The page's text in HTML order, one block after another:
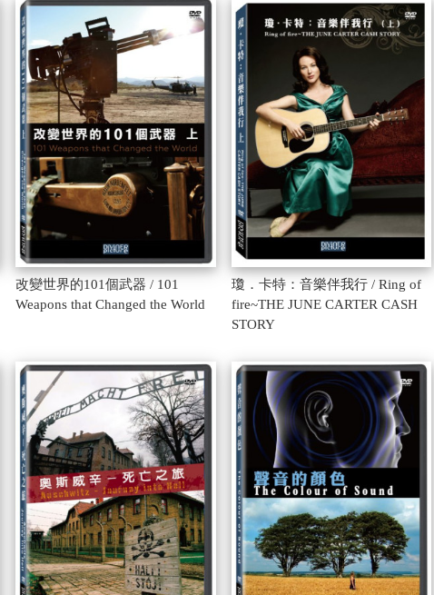
改變世界的101個武器 / 101
Weapons that Changed the World
瓊．卡特：音樂伴我行 / Ring of
fire~THE JUNE CARTER CASH
STORY